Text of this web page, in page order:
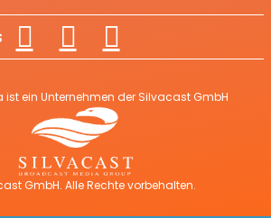
ist ein Unternehmen der Silvacast GmbH
GmbH. Alle Rechte vorbehalten.